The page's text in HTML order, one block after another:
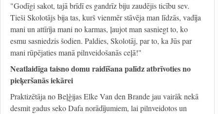
"Godīgi sakot, tajā brīdī es gandrīz biju zaudējis ticību sev.
Tieši Skolotājs bija tas, kurš vienmēr stāvēja man līdzās, vadīja
mani un attīrīja mani no karmas, ļaujot man sasniegt to, ko
esmu sasniedzis šodien. Paldies, Skolotāj, par to, ka Jūs par
mani rūpējaties manā pilnveidošanās ceļā!"
Neatlaidīga taisno domu raidīšana palīdz atbrīvoties no
pieķeršanās iekārei
Praktizētāja no Beļģijas Elke Van den Brande jau vairāk nekā
desmit gadus seko Dafa norādījumiem, lai pilnveidotos un